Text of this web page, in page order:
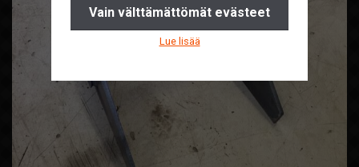
Pyydä tarjous
Ajankohtaista
Suomi
Vain välttämättömät evästeet
Lue lisää